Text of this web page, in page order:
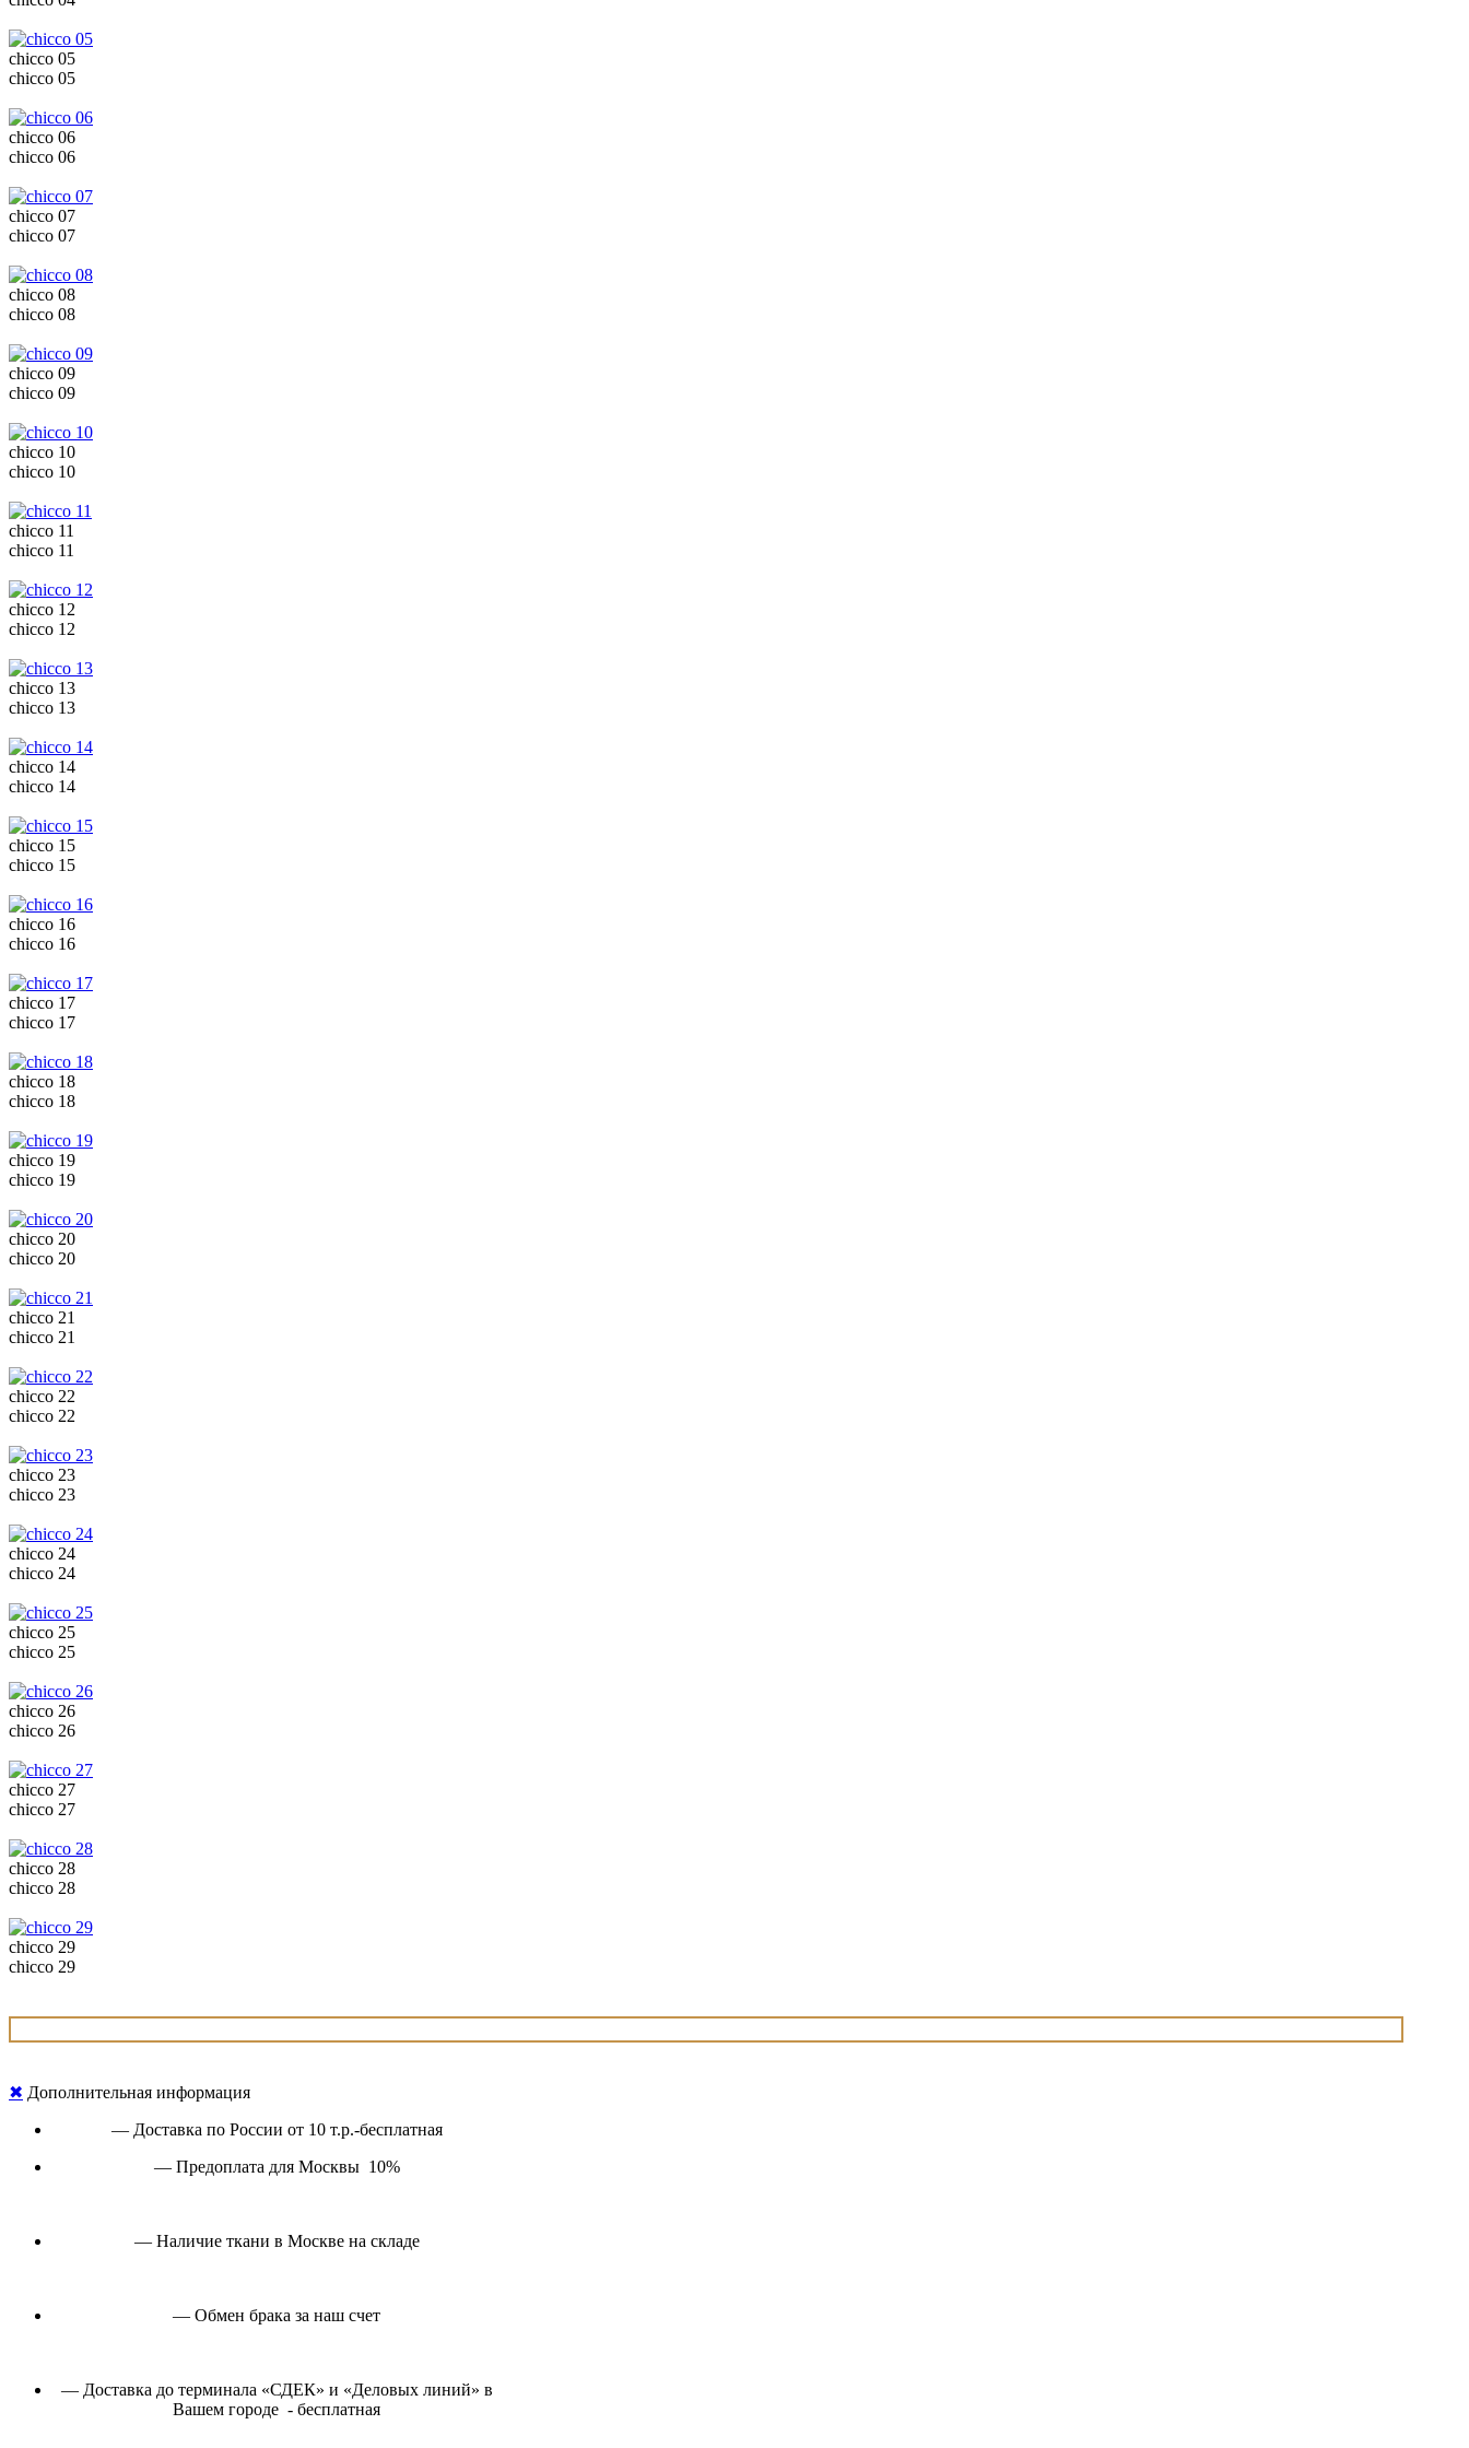
chicco 05
chicco 05
chicco 06
chicco 06
chicco 07
chicco 07
chicco 08
chicco 08
chicco 09
chicco 09
chicco 10
chicco 10
chicco 11
chicco 11
chicco 12
chicco 12
chicco 13
chicco 13
chicco 14
chicco 14
chicco 15
chicco 15
chicco 16
chicco 16
chicco 17
chicco 17
chicco 18
chicco 18
chicco 19
chicco 19
chicco 20
chicco 20
chicco 21
chicco 21
chicco 22
chicco 22
chicco 23
chicco 23
chicco 24
chicco 24
chicco 25
chicco 25
chicco 26
chicco 26
chicco 27
chicco 27
chicco 28
chicco 28
chicco 29
chicco 29
✖ Дополнительная информация
— Доставка по России от 10 т.р.-бесплатная
— Предоплата для Москвы 10%
— Наличие ткани в Москве на складе
— Обмен брака за наш счет
— Доставка до терминала «СДЕК» и «Деловых линий» в
Вашем городе - бесплатная